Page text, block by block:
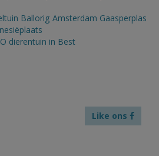
Ballorig Amsterdam Gaasperplas
dierentuin in Best
Like ons